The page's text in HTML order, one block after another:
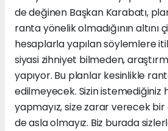
de değinen Başkan Karabatı,
ranta yönelik olmadığının altını
hesaplarla yapılan söylemlere
siyasi zihniyet bilmeden,
yapıyor. Bu planlar kesinlikle
edilmeyecek. Sizin istemediğiniz
yapmayız, size zarar verecek bir
de asla olmayız. Biz burada